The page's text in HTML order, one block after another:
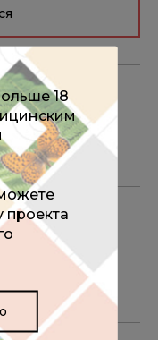
ТЕМЕ
18
проекта